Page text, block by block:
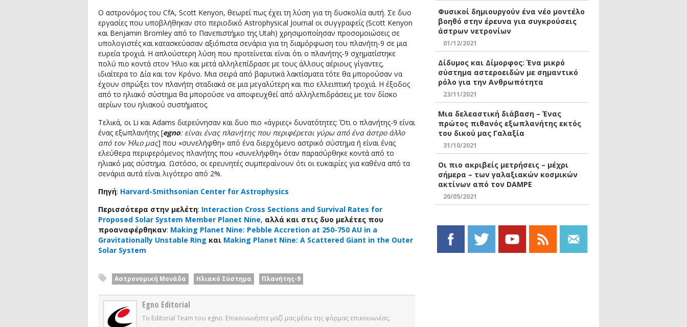
Ο αστρονόμος του CfA, Scott Kenyon, θεωρεί πως έχει τη λύση για τη δυσκολία αυτή. Σε δυο
εργασίες που υποβλήθηκαν στο περιοδικό Astrophysical Journal οι συγγραφείς (Scott Kenyon
και Benjamin Bromley από το Πανεπιστήμιο της Utah) χρησιμοποίησαν προσομοιώσεις σε
υπολογιστές και κατασκεύασαν αξιόπιστα σενάρια για τη διαμόρφωση του πλανήτη-9 σε μια
ευρεία τροχιά. Η απλούστερη λύση που προτείνεται είναι ότι ο πλανήτης-9 σχηματίστηκε
πολύ πιο κοντά στον Ήλιο και μετά αλληλεπίδρασε με τους άλλους αέριους γίγαντες,
ιδιαίτερα το Δία και τον Κρόνο. Μια σειρά από βαρυτικά λακτίσματα τότε θα μπορούσαν να
έχουν σπρώξει τον πλανήτη σταδιακά σε μια μεγαλύτερη και πιο ελλειπτική τροχιά. Η έξοδος
από το ηλιακό σύστημα θα μπορούσε να αποφευχθεί από αλληλεπιδράσεις με τον δίσκο
αερίων του ηλιακού συστήματος.
Τελικά, οι Li και Adams διερεύνησαν και δυο πιο «άγριες» δυνατότητες: Ότι ο πλανήτης-9 είναι
ένας εξωπλανήτης [egno: είναι ένας πλανήτης που περιφέρεται γύρω από ένα άστρο άλλο
από τον Ήλιο μας] που «συνελήφθη» από ένα διερχόμενο αστρικό σύστημα ή είναι ένας
ελεύθερα περιφερόμενος πλανήτης που «συνελήφθη» όταν παρασύρθηκε κοντά από το
ηλιακό μας σύστημα. Ωστόσο, οι ερευνητές συμπεραίνουν ότι οι ευκαιρίες για καθένα από τα
σενάρια αυτά είναι λιγότερο από 2%.
Πηγή: Harvard-Smithsonian Center for Astrophysics
Περισσότερα στην μελέτη: Interaction Cross Sections and Survival Rates for
Proposed Solar System Member Planet Nine, αλλά και στις δυο μελέτες που
προαναφέρθηκαν: Making Planet Nine: Pebble Accretion at 250-750 AU in a
Gravitationally Unstable Ring και Making Planet Nine: A Scattered Giant in the Outer
Solar System
Αστρονομική Μονάδα Ηλιακό Σύστημα Πλανήτης-9
Egno Editorial
Το Editorial Team του egno. Επικοινωνήστε μαζί μας μέσω της φόρμας επικοινωνίας.
Φυσικοί δημιουργούν ένα νέο μοντέλο
βοηθό στην έρευνα για συγκρούσεις
άστρων νετρονίων
01/12/2021
Δίδυμος και Δίμορφος: Ένα μικρό
σύστημα αστεροειδών με σημαντικό
ρόλο για την Ανθρωπότητα
23/11/2021
Μια δελεαστική διάβαση – Ένας
πρώτος πιθανός εξωπλανήτης εκτός
του δικού μας Γαλαξία
31/10/2021
Οι πιο ακριβείς μετρήσεις – μέχρι
σήμερα – των γαλαξιακών κοσμικών
ακτίνων από τον DAMPE
20/05/2021